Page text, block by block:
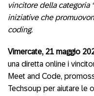
vincitore della categoria
iniziative che
coding.
Vimercate, 21 maggio
una diretta online i
Meet and Code,
Techsoup per aiutare le